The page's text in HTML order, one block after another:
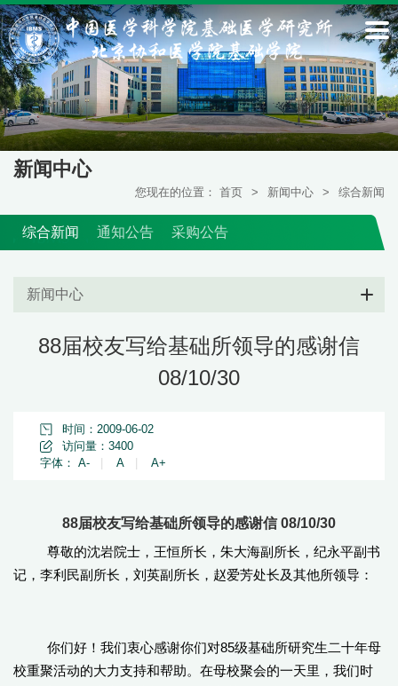
新闻中心
您现在的位置： 首页 > 新闻中心 > 综合新闻
综合新闻 通知公告 采购公告
新闻中心
88届校友写给基础所领导的感谢信
08/10/30
时间：2009-06-02
访问量： 3400
字体： A- A A+
88届校友写给基础所领导的感谢信 08/10/30
尊敬的沈岩院士，王恒所长，朱大海副所长，纪永平副书
记，李利民副所长，刘英副所长，赵爱芳处长及其他所领导：
你们好！我们衷心感谢你们对85级基础所研究生二十年母
校重聚活动的大力支持和帮助。在母校聚会的一天里，我们时